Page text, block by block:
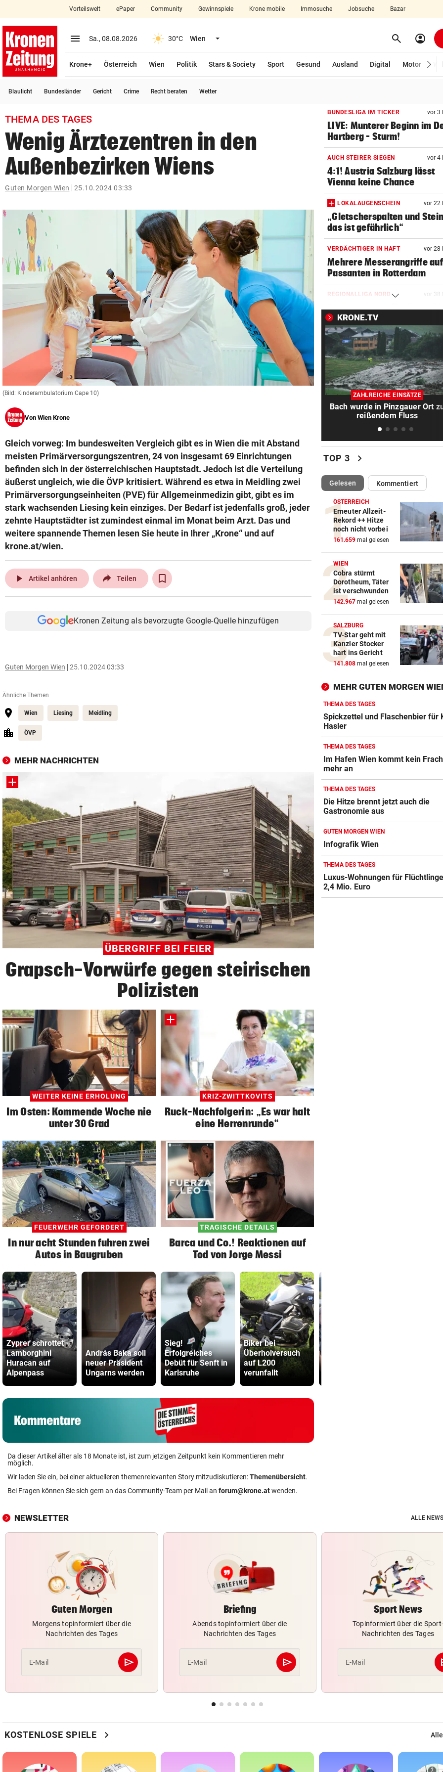
closeSchließen
Abonnieren
account_circle Anmelden
arrow_right
bookmark Merkliste
search
Suchbegriff
eingeben
© Krone Multimedia GmbH & Co KG 2026
Muthgasse 2, 1190 Wien
Vorteilswelt ePaper Community Gewinnspiele Krone mobile Immosuche Jobsuche Bazar
menu Menü aufklappen
Sa., 08.08.2026 30°C Wien Menü aufklappen search Suchen
account_circle
Krone+ Österreich Wien Politik Stars & Society Sport Gesund Ausland Digital Motor
Blaulicht Bundesländer Gericht Crime Recht beraten Wetter
THEMA DES TAGES
Wenig Ärztezentren in den
Außenbezirken Wiens
Guten Morgen Wien 25.10.2024 03:33
(Bild: Kinderambulatorium Cape 10)
Von Wien Krone
Gleich vorweg: Im bundesweiten Vergleich gibt es in Wien die mit Abstand
meisten Primärversorgungszentren, 24 von insgesamt 69 Einrichtungen
befinden sich in der österreichischen Hauptstadt. Jedoch ist die Verteilung
äußerst ungleich, wie die ÖVP kritisiert. Während es etwa in Meidling zwei
Primärversorgungseinheiten (PVE) für Allgemeinmedizin gibt, gibt es im
stark wachsenden Liesing kein einziges. Der Bedarf ist jedenfalls groß, jeder
zehnte Hauptstädter ist zumindest einmal im Monat beim Arzt. Das und
weitere spannende Themen lesen Sie heute in Ihrer „Krone“ und auf
krone.at/wien.
play_arrow Artikel anhören Teilen
Kronen Zeitung als bevorzugte Google-Quelle hinzufügen
Guten Morgen Wien 25.10.2024 03:33
Ähnliche Themen
Wien Liesing Meidling
ÖVP
MEHR NACHRICHTEN
ÜBERGRIFF BEI FEIER
Grapsch-Vorwürfe gegen steirischen
Polizisten
WEITER KEINE ERHOLUNG
Im Osten: Kommende Woche nie
unter 30 Grad
KRIZ-ZWITTKOVITS
Ruck-Nachfolgerin: „Es war halt
eine Herrenrunde“
FEUERWEHR GEFORDERT
In nur acht Stunden fuhren zwei
Autos in Baugruben
TRAGISCHE DETAILS
Barca und Co.! Reaktionen auf
Tod von Jorge Messi
Zyprer schrottet
Lamborghini
Huracan auf
Alpenpass
András Baka soll
neuer Präsident
Ungarns werden
Sieg!
Erfolgreiches
Debüt für Senft in
Karlsruhe
Biker bei
Überholversuch
auf L200
verunfallt
Da dieser Artikel älter als 18 Monate ist, ist zum jetzigen Zeitpunkt kein Kommentieren mehr
möglich.
Wir laden Sie ein, bei einer aktuelleren themenrelevanten Story mitzudiskutieren:Themenübersicht.
Bei Fragen können Sie sich gern an das Community-Team per Mail an forum@krone.atwenden.
BUNDESLIGA IM TICKER vor 3
LIVE: Munterer Beginn im
Hartberg – Sturm!
AUCH STEIRER SIEGEN vor 4
4:1! Austria Salzburg lässt
Vienna keine Chance
LOKALAUGENSCHEIN vor 22
„Gletscherspalten und
das ist gefährlich“
VERDÄCHTIGER IN HAFT vor 28
Mehrere Messerangriffe auf
Passanten in Rotterdam
REGIONALLIGA NORD vor 38
Grünau fertigte
mit 3:0 ab
DREIER FÜR ROTJACKEN
Kopfball-Tore bescheren GAK
Sieg gegen Lustenau!
TROTZ MILLIONENMINUS vor 46
Ist die
Geld wert?
WIENER FERIENBETREUUNG
Extra-Hürden für Mütter
beeinträchtigter Kinder
TRAGISCHE DETAILS vor 49
Barca und Co.! Reaktionen
Tod von Jorge Messi
SCHRECKEN UND CHAOS vor 51
Wildschwein legte U-Bahn
Budapest lahm
RED BULL SALZBURG vor
Schwere Verletzung trübt
über zweiten Sieg
AUFREGUNG IN OÖ-LIGA vor 59
War dieser Unterhaus-
wirklich notwendig?
NEO-RIEDER SCHWAB
einen Titel“
IM STEIRISCHEN REVIER
Vom „Juniorpartner“ zum
Liga-Rivalen
BOOKING.COM-DATENLECK
Betrugswelle gegen
schützen Sie sich
Grapsch-Vorwürfe gegen
WIRRES POSTING
Britney Spears: „Ich habe
Mama versagt“
WEITER KEINE ERHOLUNG
Im Osten: Kommende
KRONE.TV
ZAHLREICHE EINSÄTZE
Bach wurde in Pinzgauer Ort
reißendem Fluss
TOP 3 chevron_right
Gelesen(ausgewählt)Kommentiert
ÖSTERREICH
Erneuter Allzeit-
Rekord ++ Hitze
noch nicht vorbei
161.659 mal gelesen
WIEN
Cobra stürmt
Dorotheum, Täter
ist verschwunden
142.967 mal gelesen
SALZBURG
TV-Star geht mit
Kanzler Stocker
hart ins Gericht
141.808 mal gelesen
MEHR GUTEN MORGEN
THEMA DES TAGES
Spickzettel und Flaschenbier für
Hasler
THEMA DES TAGES
Im Hafen Wien kommt kein
mehr an
THEMA DES TAGES
Die Hitze brennt jetzt auch die
Gastronomie aus
GUTEN MORGEN WIEN
Infografik Wien
THEMA DES TAGES
Luxus-Wohnungen für
2,4 Mio. Euro
NEWSLETTER ALLE
Guten Morgen
Morgens topinformiert über die
Nachrichten des Tages
E-Mail send
Abschicken
Briefing
Abends topinformiert über die
Nachrichten des Tages
E-Mail send
Abschicken
Sport News
Topinformiert über die Sport-
Nachrichten des Tages
E-Mail
KOSTENLOSE SPIELE chevron_right